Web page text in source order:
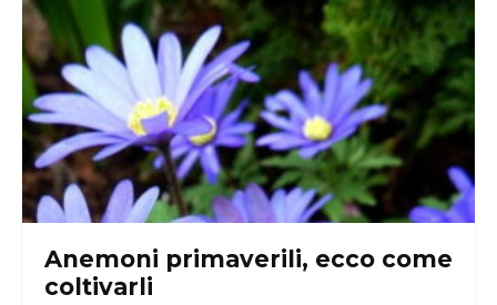
Anemoni primaverili, ecco come
coltivarli